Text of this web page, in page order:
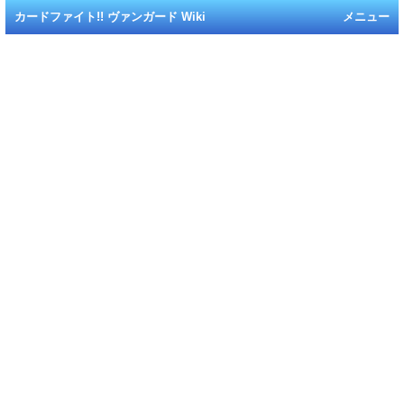
メニュー
カードファイト!! ヴァンガード Wiki